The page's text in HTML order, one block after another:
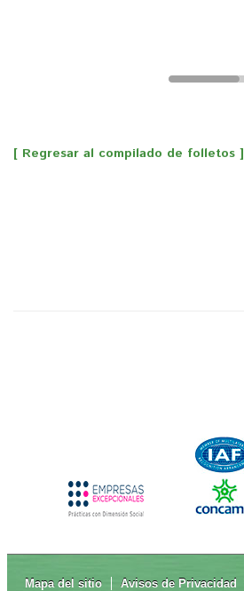
[ Regresar al compilado de folletos ]
Mapa del sitio Avisos de Privacidad